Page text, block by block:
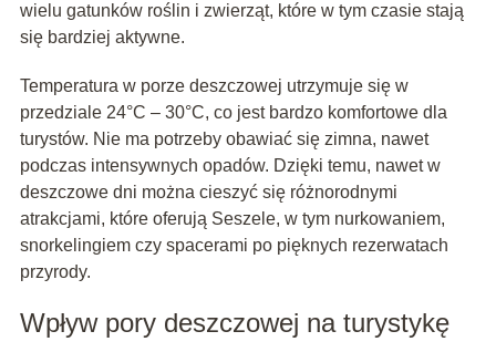
wielu gatunków roślin i zwierząt, które w tym czasie stają
się bardziej aktywne.
Temperatura w porze deszczowej utrzymuje się w
przedziale 24°C – 30°C, co jest bardzo komfortowe dla
turystów. Nie ma potrzeby obawiać się zimna, nawet
podczas intensywnych opadów. Dzięki temu, nawet w
deszczowe dni można cieszyć się różnorodnymi
atrakcjami, które oferują Seszele, w tym nurkowaniem,
snorkelingiem czy spacerami po pięknych rezerwatach
przyrody.
Wpływ pory deszczowej na turystykę